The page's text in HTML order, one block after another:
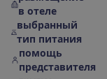
в отеле
выбранный
тип питания
помощь
представителя